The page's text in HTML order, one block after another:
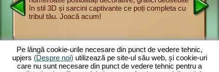
cât
în stil 3D și sarcini captivante ce poți completa cu
tribul tău. Joacă acum!
asigură
Pe lângă cookie-urile necesare din punct de vedere tehnic,
upjers (Despre noi) utilizează pe site-ul său web, și cookie-uri
care nu sunt necesare din punct de vedere tehnic pentru a